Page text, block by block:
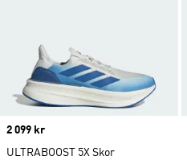
Price
2 099 kr
ULTRABOOST 5X Skor